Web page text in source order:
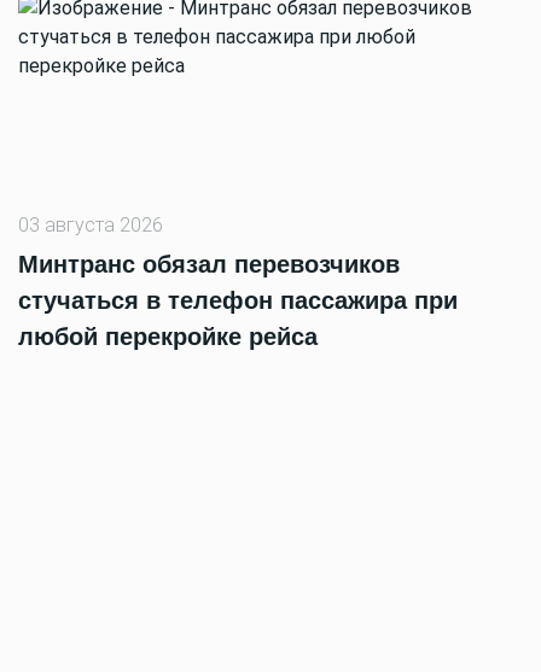
03 августа 2026
Минтранс обязал перевозчиков
стучаться в телефон пассажира при
любой перекройке рейса